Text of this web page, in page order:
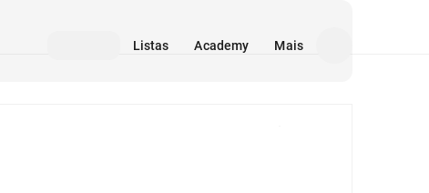
Listas Academy Mais